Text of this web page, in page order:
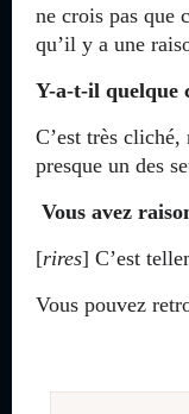
ne crois pas que
qu’il y a une
Y-a-t-il quelque
C’est très
presque un des
Vous avez
[rires] C’est
Vous pouvez